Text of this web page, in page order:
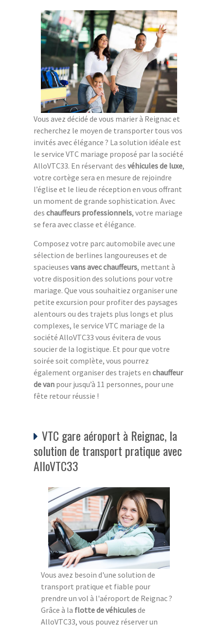
Vous avez décidé de vous marier à Reignac et
recherchez le moyen de transporter tous vos
invités avec élégance ? La solution idéale est
le service VTC mariage proposé par la société
AlloVTC33. En réservant des véhicules de luxe,
votre cortège sera en mesure de rejoindre
l’église et le lieu de réception en vous offrant
un moment de grande sophistication. Avec
des chauffeurs professionnels, votre mariage
se fera avec classe et élégance.
Composez votre parc automobile avec une
sélection de berlines langoureuses et de
spacieuses vans avec chauffeurs, mettant à
votre disposition des solutions pour votre
mariage. Que vous souhaitiez organiser une
petite excursion pour profiter des paysages
alentours ou des trajets plus longs et plus
complexes, le service VTC mariage de la
société AlloVTC33 vous évitera de vous
soucier de la logistique. Et pour que votre
soirée soit complète, vous pourrez
également organiser des trajets en chauffeur
de van pour jusqu’à 11 personnes, pour une
fête retour réussie !
VTC gare aéroport à Reignac, la
solution de transport pratique avec
AlloVTC33
Vous avez besoin d'une solution de
transport pratique et fiable pour
prendre un vol à l'aéroport de Reignac ?
Grâce à la flotte de véhiculesde
AlloVTC33, vous pouvez réserver un